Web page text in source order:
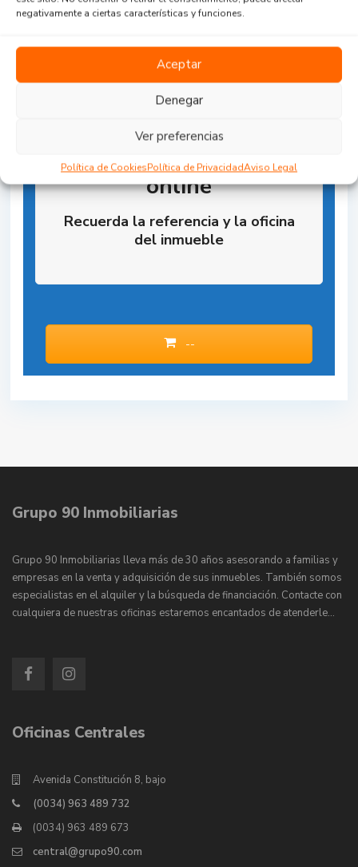
negativamente a ciertas características y funciones.
Aceptar
Denegar
Ver preferencias
Política de CookiesPolítica de PrivacidadAviso Legal
Reserva la Propiedad
online
Recuerda la referencia y la oficina
del inmueble
--
Grupo 90 Inmobiliarias
Grupo 90 Inmobiliarias lleva más de 30 años asesorando a familias y
empresas en la venta y adquisición de sus inmuebles. También somos
especialistas en el alquiler y la búsqueda de financiación. Contacte con
cualquiera de nuestras oficinas estaremos encantados de atenderle…
Oficinas Centrales
Avenida Constitución 8, bajo
(0034) 963 489 732
(0034) 963 489 673
central@grupo90.com